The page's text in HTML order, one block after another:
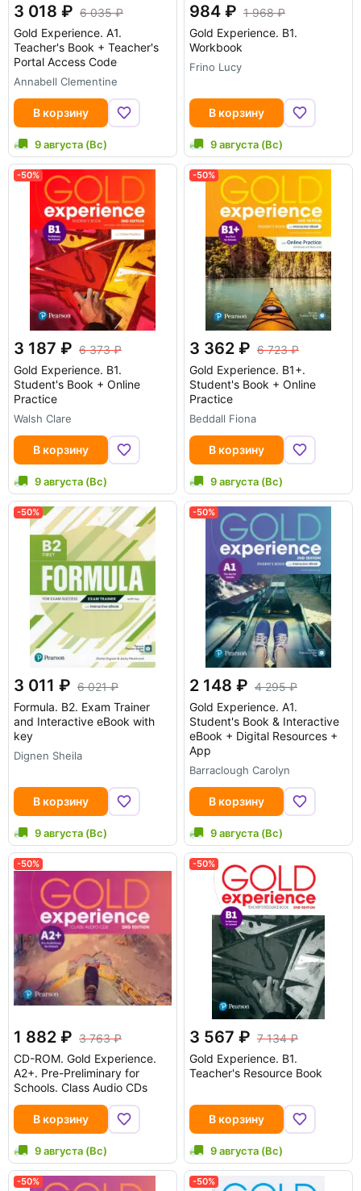
3 018
6 035
Gold Experience. A1.
Teacher's Book + Teacher's
Portal Access Code
Annabell Clementine
В корзину
9 августа (Вс)
984
1 968
Gold Experience. B1.
Workbook
Frino Lucy
В корзину
9 августа (Вс)
-50%
3 187
6 373
Gold Experience. B1.
Student's Book + Online
Practice
Walsh Clare
В корзину
9 августа (Вс)
-50%
3 362
6 723
Gold Experience. B1+.
Student's Book + Online
Practice
Beddall Fiona
В корзину
9 августа (Вс)
-50%
3 011
6 021
Formula. B2. Exam Trainer
and Interactive eBook with
key
Dignen Sheila
В корзину
9 августа (Вс)
-50%
2 148
4 295
Gold Experience. A1.
Student's Book & Interactive
eBook + Digital Resources +
App
Barraclough Carolyn
В корзину
9 августа (Вс)
-50%
1 882
3 763
CD-ROM. Gold Experience.
A2+. Pre-Preliminary for
Schools. Class Audio CDs
В корзину
9 августа (Вс)
-50%
3 567
7 134
Gold Experience. B1.
Teacher's Resource Book
В корзину
9 августа (Вс)
-50% -50%